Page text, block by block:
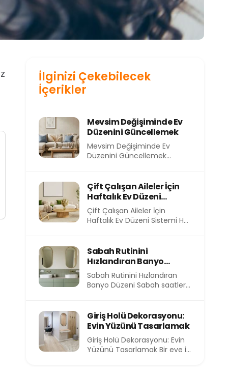
İlginizi Çekebilecek
İçerikler
Mevsim Değişiminde Ev
Düzenini Güncellemek
Mevsim Değişiminde Ev
Düzenini Güncellemek
evimizin içindeki atmosfer
de...
Çift Çalışan Aileler İçin
Haftalık Ev Düzeni
Sistemi
Çift Çalışan Aileler İçin
Haftalık Ev Düzeni Sistemi Her
Sabah Rutinini
Hızlandıran Banyo
Düzeni
Sabah Rutinini Hızlandıran
Banyo Düzeni Sabah saatleri,
Giriş Holü Dekorasyonu:
Evin Yüzünü Tasarlamak
Giriş Holü Dekorasyonu: Evin
Yüzünü Tasarlamak Bir eve ilk